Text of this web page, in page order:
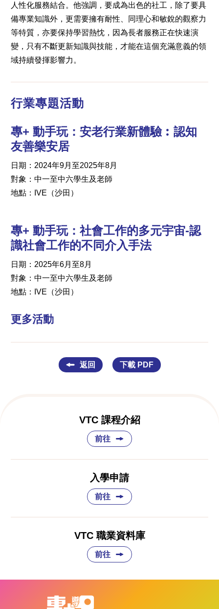
人性化服務結合。他強調，要成為出色的社工，除了要具
備專業知識外，更需要擁有耐性、同理心和敏銳的觀察力
等特質，亦要保持學習熱忱，因為長者服務正在快速演
變，只有不斷更新知識與技能，才能在這個充滿意義的領
域持續發揮影響力。
行業專題活動
專+動手玩：安老行業新體驗︰認知
友善樂安居
日期：2024年9月至2025年8月
對象：中一至中六學生及老師
地點：IVE（沙田）
專+動手玩：社會工作的多元宇宙-認
識社會工作的不同介入手法
日期：2025年6月至8月
對象：中一至中六學生及老師
地點：IVE（沙田）
更多活動
返回 下載 PDF
VTC 課程介紹
前往
入學申請
前往
VTC 職業資料庫
前往